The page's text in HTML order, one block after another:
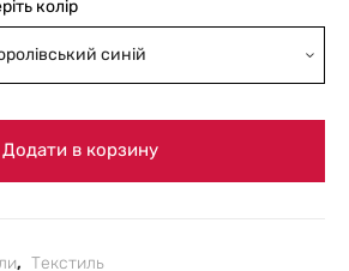
колір
синій
Додати в корзину
, Текстиль